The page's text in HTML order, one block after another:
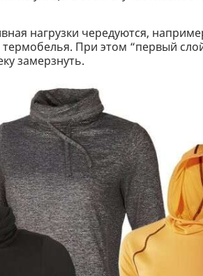
нагрузки чередуются,
При этом “первый
замерзнуть.